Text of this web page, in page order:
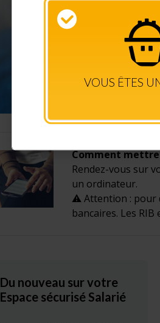
Comment
Rendez-vous sur
un ordinateur.
⚠️ Attention : pour
bancaires. Les
Du nouveau sur votre
Espace sécurisé Salarié
VOUS ÊTES